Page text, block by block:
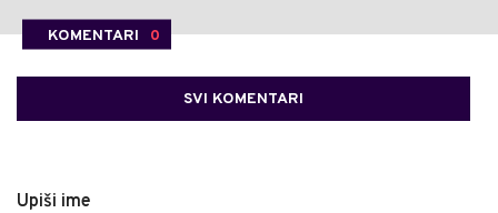
KOMENTARI 0
SVI KOMENTARI
Upiši ime